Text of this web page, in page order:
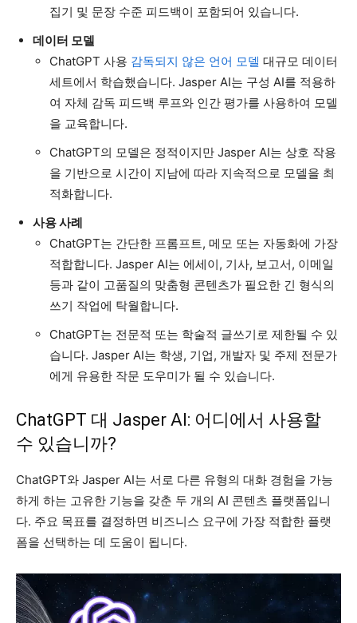
집기 및 문장 수준 피드백이 포함되어 있습니다.
데이터 모델
ChatGPT 사용 감독되지 않은 언어 모델 대규모 데이터
세트에서 학습했습니다. Jasper AI는 구성 AI를 적용하
여 자체 감독 피드백 루프와 인간 평가를 사용하여 모델
을 교육합니다.
ChatGPT의 모델은 정적이지만 Jasper AI는 상호 작용
을 기반으로 시간이 지남에 따라 지속적으로 모델을 최
적화합니다.
사용 사례
ChatGPT는 간단한 프롬프트, 메모 또는 자동화에 가장
적합합니다. Jasper AI는 에세이, 기사, 보고서, 이메일
등과 같이 고품질의 맞춤형 콘텐츠가 필요한 긴 형식의
쓰기 작업에 탁월합니다.
ChatGPT는 전문적 또는 학술적 글쓰기로 제한될 수 있
습니다. Jasper AI는 학생, 기업, 개발자 및 주제 전문가
에게 유용한 작문 도우미가 될 수 있습니다.
ChatGPT 대 Jasper AI: 어디에서 사용할
수 있습니까?
ChatGPT와 Jasper AI는 서로 다른 유형의 대화 경험을 가능
하게 하는 고유한 기능을 갖춘 두 개의 AI 콘텐츠 플랫폼입니
다. 주요 목표를 결정하면 비즈니스 요구에 가장 적합한 플랫
폼을 선택하는 데 도움이 됩니다.